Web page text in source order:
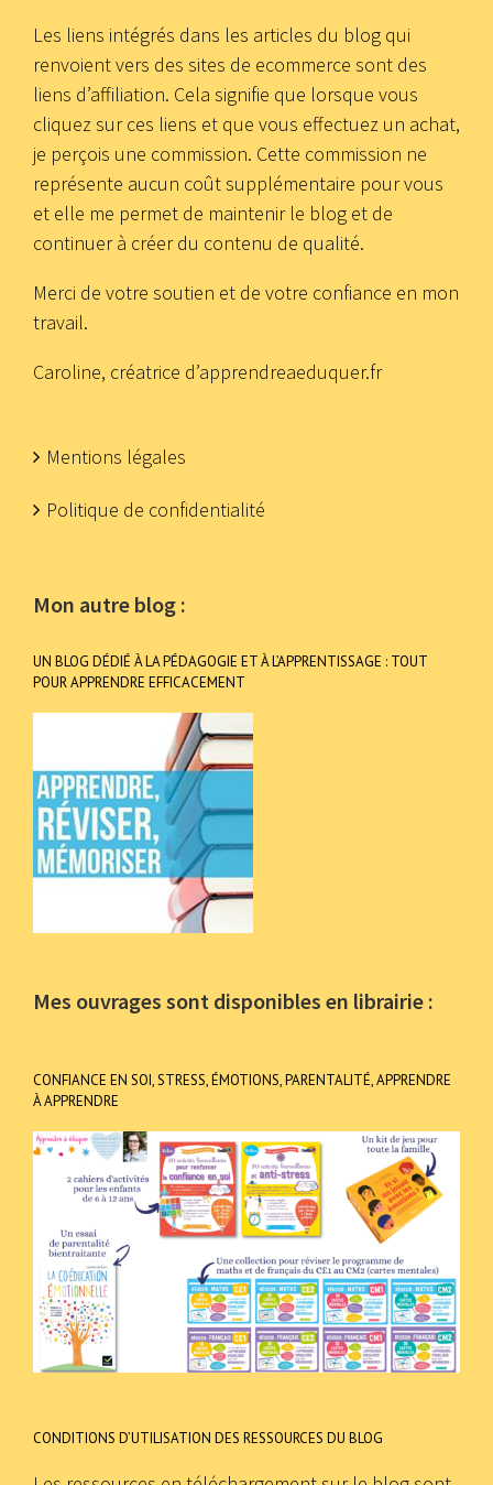
Les liens intégrés dans les articles du blog qui
renvoient vers des sites de ecommerce sont des
liens d’affiliation. Cela signifie que lorsque vous
cliquez sur ces liens et que vous effectuez un achat,
je perçois une commission. Cette commission ne
représente aucun coût supplémentaire pour vous
et elle me permet de maintenir le blog et de
continuer à créer du contenu de qualité.
Merci de votre soutien et de votre confiance en mon
travail.
Caroline, créatrice d’apprendreaeduquer.fr
Mentions légales
Politique de confidentialité
Mon autre blog :
UN BLOG DÉDIÉ À LA PÉDAGOGIE ET À L’APPRENTISSAGE : TOUT
POUR APPRENDRE EFFICACEMENT
Mes ouvrages sont disponibles en librairie :
CONFIANCE EN SOI, STRESS, ÉMOTIONS, PARENTALITÉ, APPRENDRE
À APPRENDRE
CONDITIONS D’UTILISATION DES RESSOURCES DU BLOG